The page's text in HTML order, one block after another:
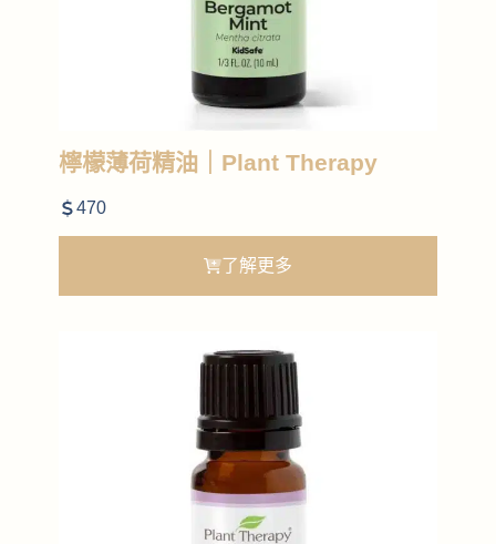
檸檬薄荷精油｜Plant Therapy
470
了解更多